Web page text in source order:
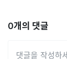
0개의 댓글